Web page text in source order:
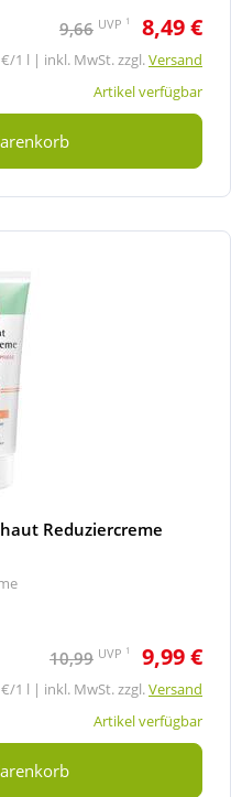
9,66 UVP 1 8,49 €
1 l | inkl. MwSt. zzgl.Versand
Artikel verfügbar
Reduziercreme
10,99 UVP 1 9,99 €
1 l | inkl. MwSt. zzgl.Versand
Artikel verfügbar